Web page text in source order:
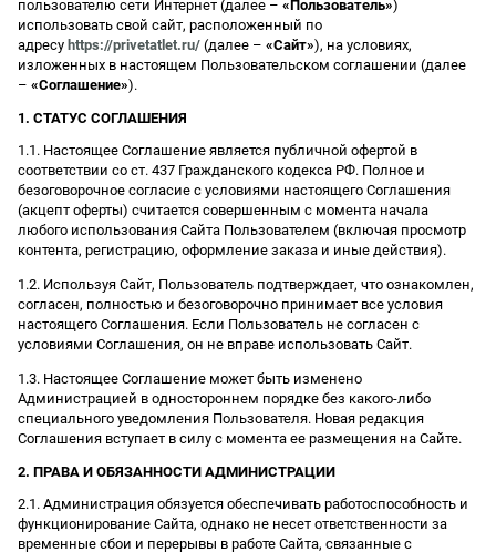
пользователю сети Интернет (далее – «Пользователь»)
использовать свой сайт, расположенный по
адресу https://privetatlet.ru/ (далее – «Сайт»), на условиях,
изложенных в настоящем Пользовательском соглашении (далее
– «Соглашение»).
1. СТАТУС СОГЛАШЕНИЯ
1.1. Настоящее Соглашение является публичной офертой в
соответствии со ст. 437 Гражданского кодекса РФ. Полное и
безоговорочное согласие с условиями настоящего Соглашения
(акцепт оферты) считается совершенным с момента начала
любого использования Сайта Пользователем (включая просмотр
контента, регистрацию, оформление заказа и иные действия).
1.2. Используя Сайт, Пользователь подтверждает, что ознакомлен,
согласен, полностью и безоговорочно принимает все условия
настоящего Соглашения. Если Пользователь не согласен с
условиями Соглашения, он не вправе использовать Сайт.
1.3. Настоящее Соглашение может быть изменено
Администрацией в одностороннем порядке без какого-либо
специального уведомления Пользователя. Новая редакция
Соглашения вступает в силу с момента ее размещения на Сайте.
2. ПРАВА И ОБЯЗАННОСТИ АДМИНИСТРАЦИИ
2.1. Администрация обязуется обеспечивать работоспособность и
функционирование Сайта, однако не несет ответственности за
временные сбои и перерывы в работе Сайта, связанные с